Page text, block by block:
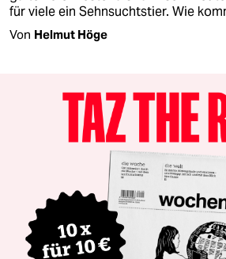
für viele ein Sehnsuchtstier. Wie
Von Helmut Höge